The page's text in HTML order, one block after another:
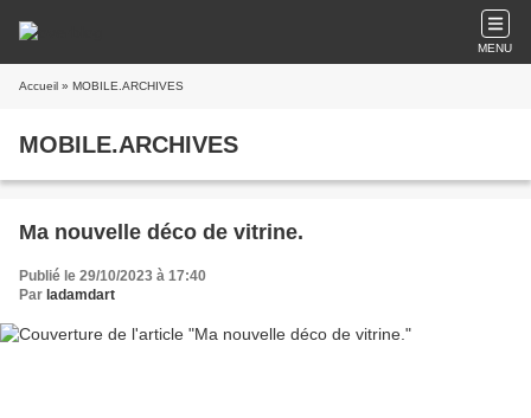
MENU
Accueil » MOBILE.ARCHIVES
MOBILE.ARCHIVES
Ma nouvelle déco de vitrine.
Publié le 29/10/2023 à 17:40
Par ladamdart